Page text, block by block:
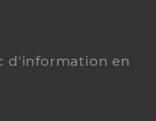
d'information en